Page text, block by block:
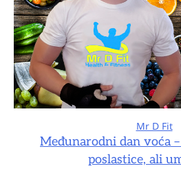
Mr D Fit
Međunarodni dan voća
poslastice, ali